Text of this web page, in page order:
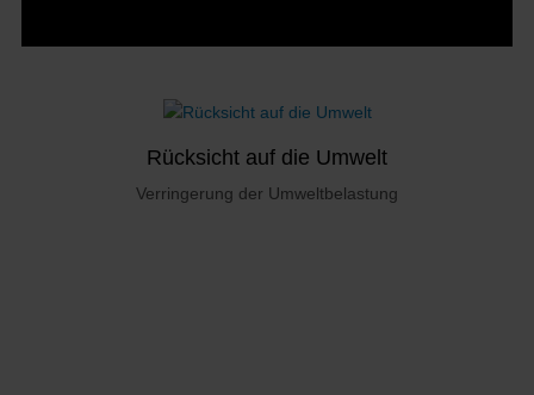
Rücksicht auf die Umwelt
Verringerung der Umweltbelastung